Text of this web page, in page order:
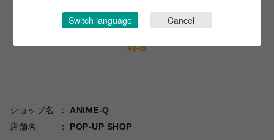
ショップ名
ANIME-Q
店舗名
POP-UP SHOP
Switch language Cancel